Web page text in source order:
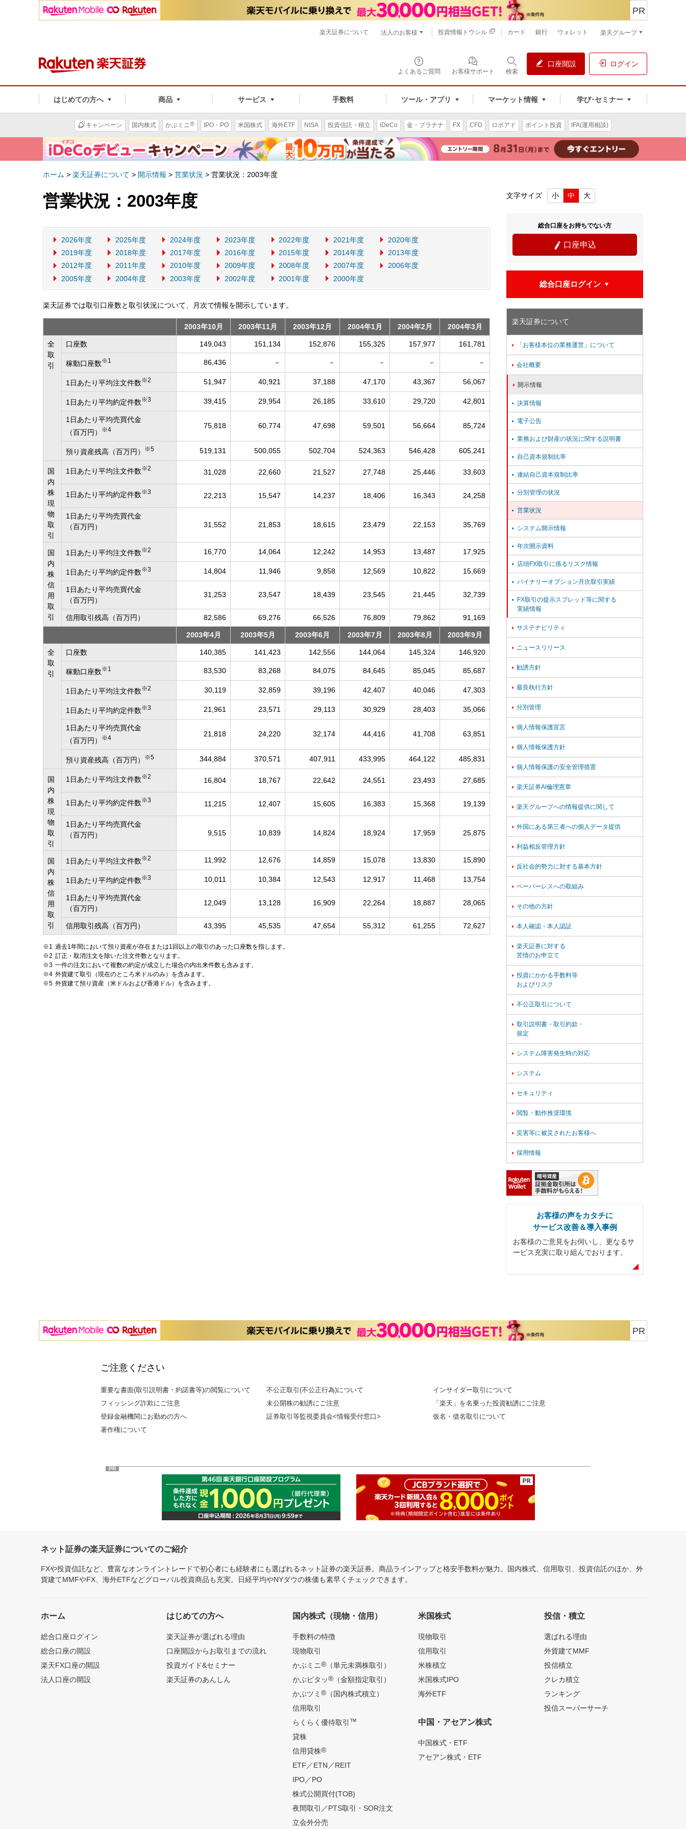
よくあるご質問 お客様サポート 検索
口座開設 ログイン
はじめての方へ 商品 サービス 手数料 ツール・アプリ マーケット情報 学び･セミナー
PR
楽天証券について 法人のお客様 投資情報トウシル カード 銀行 ウォレット 楽天グループ
キャンペーン 国内株式 かぶミニ® IPO・PO 米国株式 海外ETF NISA 投資信託・積立 iDeCo 金・プラチナ FX CFD ロボアド ポイント投資 IFA(運用相談)
ホーム > 楽天証券について > 開示情報 > 営業状況 > 営業状況：2003年度
営業状況：2003年度
2026年度 2025年度 2024年度 2023年度 2022年度 2021年度
2020年度
2019年度
2018年度 2017年度 2016年度 2015年度 2014年度
2013年度
2012年度
2011年度 2010年度 2009年度 2008年度 2007年度
2006年度
2005年度
2004年度 2003年度 2002年度 2001年度 2000年度
楽天証券では取引口座数と取引状況について、月次で情報を開示しています。
2003年10月 2003年11月 2003年12月 2004年1月 2004年2月 2004年3月
全
取
引
口座数 149,043 151,134 152,876 155,325 157,977 161,781
稼動口座数※1 86,436 － － － － －
1日あたり平均注文件数※2 51,947 40,921 37,188 47,170 43,367 56,067
1日あたり平均約定件数※3 39,415 29,954 26,185 33,610 29,720 42,801
1日あたり平均売買代金
（百万円）
※4 75,818 60,774 47,698 59,501 56,664 85,724
預り資産残高（百万円） ※5 519,131 500,055 502,704 524,363 546,428 605,241
国
内
株
現
物
取
引
1日あたり平均注文件数※2 31,028 22,660 21,527 27,748 25,446 33,603
1日あたり平均約定件数※3 22,213 15,547 14,237 18,406 16,343 24,258
1日あたり平均売買代金
（百万円）
31,552 21,853 18,615 23,479 22,153 35,769
国
内
株
信
用
取
引
1日あたり平均注文件数※2 16,770 14,064 12,242 14,953 13,487 17,925
1日あたり平均約定件数※3 14,804 11,946 9,858 12,569 10,822 15,669
1日あたり平均売買代金
（百万円）
31,253 23,547 18,439 23,545 21,445 32,739
信用取引残高（百万円） 82,586 69,276 66,526 76,809 79,862 91,169
2003年4月 2003年5月 2003年6月 2003年7月 2003年8月 2003年9月
全
取
引
口座数 140,385 141,423 142,556 144,064 145,324 146,920
稼動口座数※1 83,530 83,268 84,075 84,645 85,045 85,687
1日あたり平均注文件数※2 30,119 32,859 39,196 42,407 40,046 47,303
1日あたり平均約定件数※3 21,961 23,571 29,113 30,929 28,403 35,066
1日あたり平均売買代金
（百万円）
※4 21,818 24,220 32,174 44,416 41,708 63,851
預り資産残高（百万円） ※5 344,884 370,571 407,911 433,995 464,122 485,831
国
内
株
現
物
取
引
1日あたり平均注文件数※2 16,804 18,767 22,642 24,551 23,493 27,685
1日あたり平均約定件数※3 11,215 12,407 15,605 16,383 15,368 19,139
1日あたり平均売買代金
（百万円）
9,515 10,839 14,824 18,924 17,959 25,875
国
内
株
信
用
取
引
1日あたり平均注文件数※2 11,992 12,676 14,859 15,078 13,830 15,890
1日あたり平均約定件数※3 10,011 10,384 12,543 12,917 11,468 13,754
1日あたり平均売買代金
（百万円）
12,049 13,128 16,909 22,264 18,887 28,065
信用取引残高（百万円） 43,395 45,535 47,654 55,312 61,255 72,627
過去1年間において預り資産が存在または1回以上の取引のあった口座数を指します。
訂正・取消注文を除いた注文件数となります。
一件の注文において複数の約定が成立した場合の内出来件数も含みます。
外貨建て取引（現在のところ米ドルのみ）を含みます。
外貨建て預り資産（米ドルおよび香港ドル）を含みます。
文字サイズ 小 中 大
総合口座をお持ちでない方
 口座申込
総合口座ログイン
楽天証券について
 「お客様本位の業務運営」について
 会社概要
 開示情報
 決算情報
 電子公告
 業務および財産の状況に関する説明書
 自己資本規制比率
 連結自己資本規制比率
 分別管理の状況
 営業状況
 システム開示情報
 年次開示資料
 店頭FX取引に係るリスク情報
 バイナリーオプション月次取引実績
 FX取引の提示スプレッド等に関する
実績情報
 サステナビリティ
 ニュースリリース
 勧誘方針
 最良執行方針
 分別管理
 個人情報保護宣言
 個人情報保護方針
 個人情報保護の安全管理措置
 楽天証券AI倫理憲章
 楽天グループへの情報提供に関して
 外国にある第三者への個人データ提供
 利益相反管理方針
 反社会的勢力に対する基本方針
 ペーパーレスへの取組み
 その他の方針
 本人確認・本人認証
 楽天証券に対する
苦情のお申立て
 投資にかかる手数料等
およびリスク
 不公正取引について
 取引説明書・取引約款・
規定
 システム障害発生時の対応
 システム
 セキュリティ
 閲覧・動作推奨環境
 災害等に被災されたお客様へ
 採用情報
お客様の声をカタチに
サービス改善＆導入事例
お客様のご意見をお伺いし、更なるサ
ービス充実に取り組んでおります。
PR
ご注意ください
重要な書面(取引説明書・約諾書等)の閲覧について
フィッシング詐欺にご注意
登録金融機関にお勤めの方へ
著作権について
不公正取引(不公正行為)について
未公開株の勧誘にご注意
証券取引等監視委員会<情報受付窓口>
インサイダー取引について
「楽天」を名乗った投資勧誘にご注意
仮名・借名取引について
PR
ネット証券の楽天証券についてのご紹介
FXや投資信託など、豊富なオンライントレードで初心者にも経験者にも選ばれるネット証券の楽天証券。商品ラインアップと格安手数料が魅力。国内株式、信用取引、投資信託のほか、外
貨建てMMFやFX、海外ETFなどグローバル投資商品も充実。日経平均やNYダウの株価も素早くチェックできます。
ホーム
総合口座ログイン
総合口座の開設
楽天FX口座の開設
法人口座の開設
はじめての方へ
楽天証券が選ばれる理由
口座開設からお取引までの流れ
投資ガイド&セミナー
楽天証券のあんしん
国内株式（現物・信用）
手数料の特徴
現物取引
かぶミニ®（単元未満株取引）
かぶピタッ®（金額指定取引）
かぶツミ ®（国内株式積立）
信用取引
らくらく優待取引 ™
貸株
信用貸株®
ETF／ETN／REIT
IPO／PO
株式公開買付(TOB)
夜間取引／PTS取引・SOR注文
立会外分売
米国株式
現物取引
信用取引
米株積立
米国株式IPO
海外ETF
中国・アセアン株式
中国株式・ETF
アセアン株式・ETF
投信・積立
選ばれる理由
外貨建てMMF
投信積立
クレカ積立
ランキング
投信スーパーサーチ